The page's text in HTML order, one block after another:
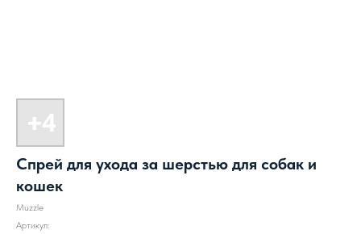
Спрей для ухода за шерстью для собак и
кошек
Muzzle
Артикул: